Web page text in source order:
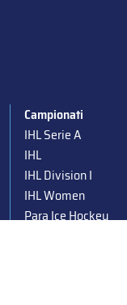
Campionati
IHL Serie A
IHL
IHL Division I
IHL Women
Para Ice Hockey